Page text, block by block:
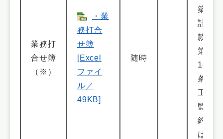
業務打
合せ簿
（※）
・業
務打合
せ簿
[Excel
ファイ
ル／
49KB]
随時
築設
計約
款は
第
14
条、
工事
監理
約款
は第